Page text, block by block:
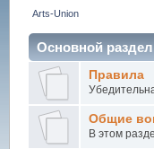
Arts-Union
Основной раздел
Правила
Общие
В этом